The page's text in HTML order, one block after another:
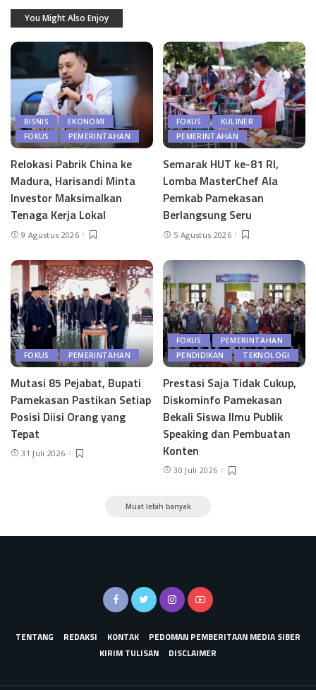
You Might Also Enjoy
BISNIS
EKONOMI
FOKUS
PEMERINTAHAN
Relokasi Pabrik China ke
Madura, Harisandi Minta
Investor Maksimalkan
Tenaga Kerja Lokal
9 Agustus 2026
FOKUS
KULINER
PEMERINTAHAN
Semarak HUT ke-81 RI,
Lomba MasterChef Ala
Pemkab Pamekasan
Berlangsung Seru
5 Agustus 2026
FOKUS PEMERINTAHAN
Mutasi 85 Pejabat, Bupati
Pamekasan Pastikan Setiap
Posisi Diisi Orang yang
Tepat
31 Juli 2026
FOKUS
PEMERINTAHAN
PENDIDIKAN
TEKNOLOGI
Prestasi Saja Tidak Cukup,
Diskominfo Pamekasan
Bekali Siswa Ilmu Publik
Speaking dan Pembuatan
Konten
30 Juli 2026
Muat lebih banyak
TENTANG REDAKSI KONTAK
PEDOMAN PEMBERITAAN MEDIA SIBER
KIRIM TULISAN
DISCLAIMER